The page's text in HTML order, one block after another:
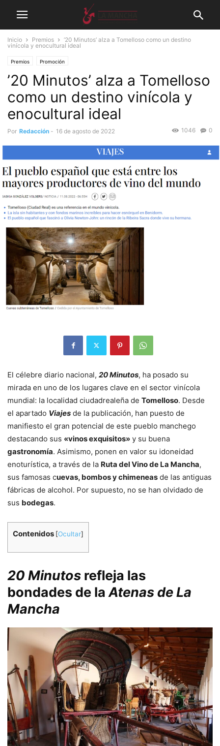
Inicio Premios
’20 Minutos’ alza a Tomelloso como un destino
vinícola y enocultural ideal
Premios Promoción
’20 Minutos’ alza a Tomelloso
como un destino vinícola y
enocultural ideal
Por Redacción - 16 de agosto de 2022 0
1046
El célebre diario nacional, 20 Minutos, ha posado su
mirada en uno de los lugares clave en el sector vinícola
mundial: la localidad ciudadrealeña de Tomelloso. Desde
el apartado Viajes de la publicación, han puesto de
manifiesto el gran potencial de este pueblo manchego
destacando sus «vinos exquisitos» y su buena
gastronomía. Asimismo, ponen en valor su idoneidad
enoturística, a través de la Ruta del Vino de La Mancha,
sus famosas cuevas, bombos y chimeneas de las antiguas
fábricas de alcohol. Por supuesto, no se han olvidado de
sus bodegas.
Contenidos [Ocultar]
20 Minutos refleja las
bondades de laAtenas de La
Mancha